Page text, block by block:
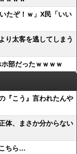
たぞ！ｗ」X民「いい
り太客を逃してしまう
部だったｗｗｗｗ
『こう』言われたんや
体、まさか分からない
ちら…